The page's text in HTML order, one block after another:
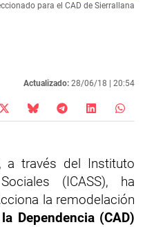
para el CAD de Sierrallana
Actualizado: 28/06/18 | 20:54
a través del Instituto
(ICASS), ha
la remodelación
Dependencia (CAD)